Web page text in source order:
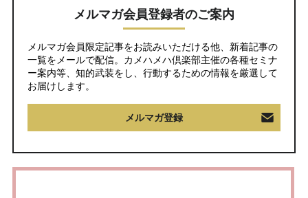
メルマガ会員登録者のご案内
メルマガ会員限定記事をお読みいただける他、新着記事の
一覧をメールで配信。カメハメハ倶楽部主催の各種セミナ
ー案内等、知的武装をし、行動するための情報を厳選して
お届けします。
メルマガ登録